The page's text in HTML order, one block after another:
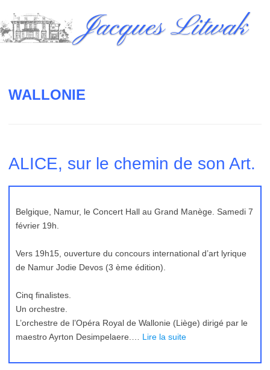
to
content
Jacques Litwak
WALLONIE
ALICE, sur le chemin de son Art.
Belgique, Namur, le Concert Hall au Grand Manège. Samedi 7
février 19h.
Vers 19h15, ouverture du concours international d’art lyrique
de Namur Jodie Devos (3 ème édition).
Cinq finalistes.
Un orchestre.
L’orchestre de l’Opéra Royal de Wallonie (Liège) dirigé par le
maestro Ayrton Desimpelaere.… Lire la suite